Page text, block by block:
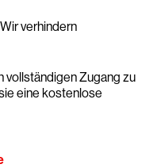
verhindern
vollständigen Zugang zu
eine kostenlose